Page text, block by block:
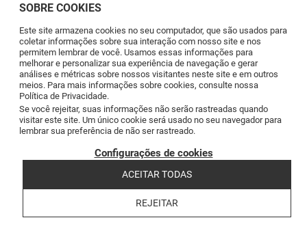
SOBRE COOKIES
Este site armazena cookies no seu computador, que são usados para
coletar informações sobre sua interação com nosso site e nos
permitem lembrar de você. Usamos essas informações para
melhorar e personalizar sua experiência de navegação e gerar
análises e métricas sobre nossos visitantes neste site e em outros
meios. Para mais informações sobre cookies, consulte nossa
Política de Privacidade.
Se você rejeitar, suas informações não serão rastreadas quando
visitar este site. Um único cookie será usado no seu navegador para
lembrar sua preferência de não ser rastreado.
Configurações de cookies
ACEITAR TODAS
REJEITAR
Brands
Profissionais
Blog
Siga-nos
Copyright © 2026 Levantina y Asociados de Minerales, S.A.
Termos e Condições Política de Privacidade Política de Cookies Canal de